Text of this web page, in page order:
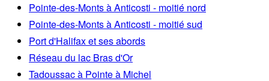
Pointe-des-Monts à Anticosti - moitié nord
Pointe-des-Monts à Anticosti - moitié sud
Port d'Halifax et ses abords
Réseau du lac Bras d'Or
Tadoussac à Pointe à Michel